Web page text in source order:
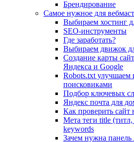
Брендирование
Самое нужное для
Выбираем хостинг
SEO-инструменты
Где заработать?
Выбираем движок
Создание карты
Яндекса и Google
Robots.txt улучшаем
поисковиками
Подбор ключевых
Яндекс почта для
Как проверить сайт
Мета теги title
keywords
Зачем нужна панель